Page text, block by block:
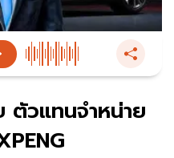
วแทนจำหน่าย